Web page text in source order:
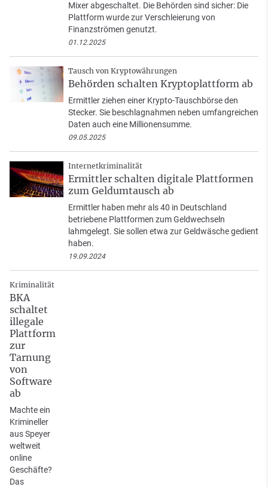
Mixer abgeschaltet. Die Behörden sind sicher: Die
Plattform wurde zur Verschleierung von
Finanzströmen genutzt.
01.12.2025
Tausch von Kryptowährungen
Behörden schalten Kryptoplattform ab
Ermittler ziehen einer Krypto-Tauschbörse den
Stecker. Sie beschlagnahmen neben umfangreichen
Daten auch eine Millionensumme.
09.05.2025
Internetkriminalität
Ermittler schalten digitale Plattformen
zum Geldumtausch ab
Ermittler haben mehr als 40 in Deutschland
betriebene Plattformen zum Geldwechseln
lahmgelegt. Sie sollen etwa zur Geldwäsche gedient
haben.
19.09.2024
Kriminalität
BKA
schaltet
illegale
Plattform
zur
Tarnung
von
Software
ab
Machte ein
Krimineller
aus Speyer
weltweit
online
Geschäfte?
Das